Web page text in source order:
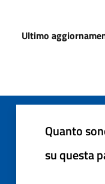
Ultimo
Quanto
su questa